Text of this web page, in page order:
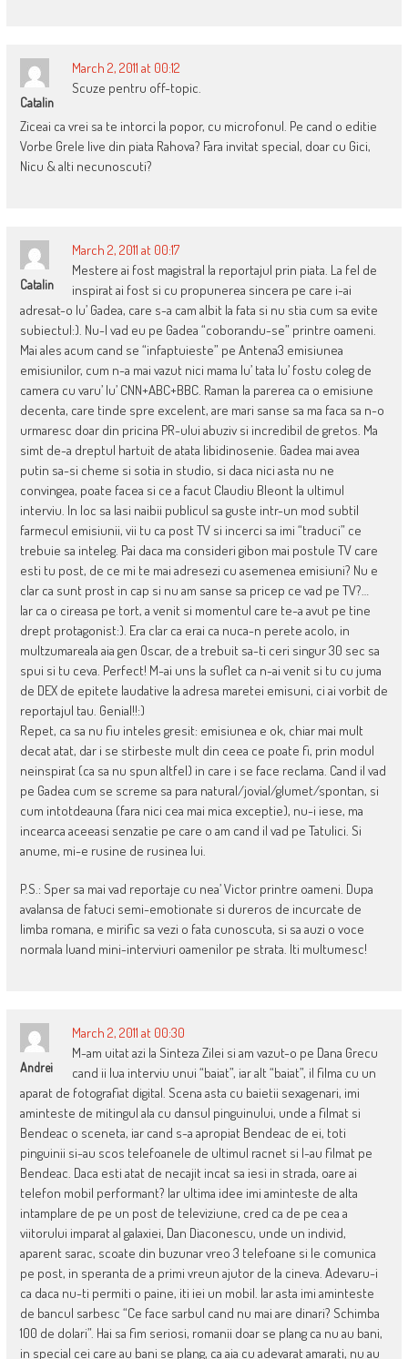
Catalin
March 2, 2011 at 00:12
Scuze pentru off-topic.
Ziceai ca vrei sa te intorci la popor, cu microfonul. Pe cand o editie
Vorbe Grele live din piata Rahova? Fara invitat special, doar cu Gici,
Nicu & alti necunoscuti?
Catalin
March 2, 2011 at 00:17
Mestere ai fost magistral la reportajul prin piata. La fel de
inspirat ai fost si cu propunerea sincera pe care i-ai
adresat-o lu’ Gadea, care s-a cam albit la fata si nu stia cum sa evite
subiectul:). Nu-l vad eu pe Gadea “coborandu-se” printre oameni.
Mai ales acum cand se “infaptuieste” pe Antena3 emisiunea
emisiunilor, cum n-a mai vazut nici mama lu’ tata lu’ fostu coleg de
camera cu varu’ lu’ CNN+ABC+BBC. Raman la parerea ca o emisiune
decenta, care tinde spre excelent, are mari sanse sa ma faca sa n-o
urmaresc doar din pricina PR-ului abuziv si incredibil de gretos. Ma
simt de-a dreptul hartuit de atata libidinosenie. Gadea mai avea
putin sa-si cheme si sotia in studio, si daca nici asta nu ne
convingea, poate facea si ce a facut Claudiu Bleont la ultimul
interviu. In loc sa lasi naibii publicul sa guste intr-un mod subtil
farmecul emisiunii, vii tu ca post TV si incerci sa imi “traduci” ce
trebuie sa inteleg. Pai daca ma consideri gibon mai postule TV care
esti tu post, de ce mi te mai adresezi cu asemenea emisiuni? Nu e
clar ca sunt prost in cap si nu am sanse sa pricep ce vad pe TV?…
Iar ca o cireasa pe tort, a venit si momentul care te-a avut pe tine
drept protagonist:). Era clar ca erai ca nuca-n perete acolo, in
multzumareala aia gen Oscar, de a trebuit sa-ti ceri singur 30 sec sa
spui si tu ceva. Perfect! M-ai uns la suflet ca n-ai venit si tu cu juma
de DEX de epitete laudative la adresa maretei emisuni, ci ai vorbit de
reportajul tau. Genial!!:)
Repet, ca sa nu fiu inteles gresit: emisiunea e ok, chiar mai mult
decat atat, dar i se stirbeste mult din ceea ce poate fi, prin modul
neinspirat (ca sa nu spun altfel) in care i se face reclama. Cand il vad
pe Gadea cum se screme sa para natural/jovial/glumet/spontan, si
cum intotdeauna (fara nici cea mai mica exceptie), nu-i iese, ma
incearca aceeasi senzatie pe care o am cand il vad pe Tatulici. Si
anume, mi-e rusine de rusinea lui.
P.S.: Sper sa mai vad reportaje cu nea’ Victor printre oameni. Dupa
avalansa de fatuci semi-emotionate si dureros de incurcate de
limba romana, e mirific sa vezi o fata cunoscuta, si sa auzi o voce
normala luand mini-interviuri oamenilor pe strata. Iti multumesc!
Andrei
March 2, 2011 at 00:30
M-am uitat azi la Sinteza Zilei si am vazut-o pe Dana Grecu
cand ii lua interviu unui “baiat”, iar alt “baiat”, il filma cu un
aparat de fotografiat digital. Scena asta cu baietii sexagenari, imi
aminteste de mitingul ala cu dansul pinguinului, unde a filmat si
Bendeac o sceneta, iar cand s-a apropiat Bendeac de ei, toti
pinguinii si-au scos telefoanele de ultimul racnet si l-au filmat pe
Bendeac. Daca esti atat de necajit incat sa iesi in strada, oare ai
telefon mobil performant? Iar ultima idee imi aminteste de alta
intamplare de pe un post de televiziune, cred ca de pe cea a
viitorului imparat al galaxiei, Dan Diaconescu, unde un individ,
aparent sarac, scoate din buzunar vreo 3 telefoane si le comunica
pe post, in speranta de a primi vreun ajutor de la cineva. Adevaru-i
ca daca nu-ti permiti o paine, iti iei un mobil. Iar asta imi aminteste
de bancul sarbesc “Ce face sarbul cand nu mai are dinari? Schimba
100 de dolari”. Hai sa fim seriosi, romanii doar se plang ca nu au bani,
in special cei care au bani se plang, ca aia cu adevarat amarati, nu au